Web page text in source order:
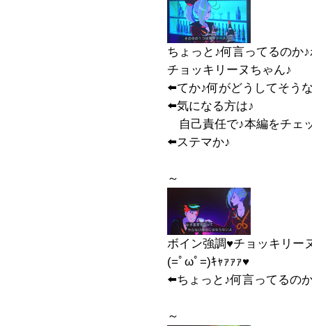
ちょっと♪何言ってるのか
チョッキリーヌちゃん♪
⬅️てか♪何がどうしてそう
⬅️気になる方は♪
自己責任で♪本編をチェ
⬅️ステマか♪
～
ボイン強調♥️チョッキリー
(=ﾟωﾟ=)ｷｬｧｧｧ♥️
⬅️ちょっと♪何言ってるの
～